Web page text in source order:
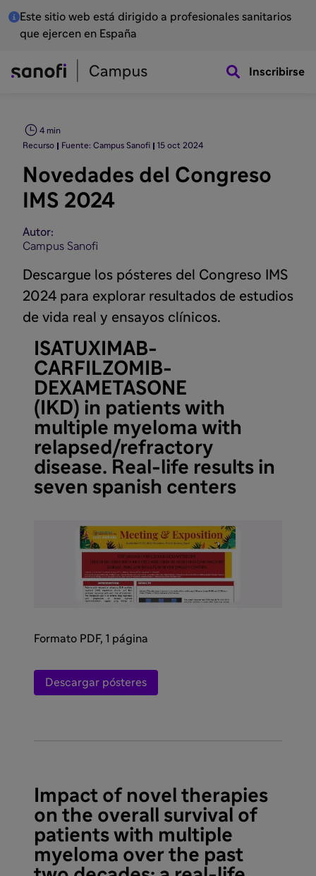
Este sitio web está dirigido a profesionales sanitarios
que ejercen en España
Inscribirse
Recurso Fuente: Campus Sanofi 15 oct 2024
4 min
Novedades del Congreso
IMS 2024
Autor:
Campus Sanofi
Descargue los pósteres del Congreso IMS
2024 para explorar resultados de estudios
de vida real y ensayos clínicos.
ISATUXIMAB-
CARFILZOMIB-
DEXAMETASONE
(IKD) in patients with
multiple myeloma with
relapsed/refractory
disease. Real-life results in
seven spanish centers
Formato PDF, 1 página
Descargar pósteres
Impact of novel therapies
on the overall survival of
patients with multiple
myeloma over the past